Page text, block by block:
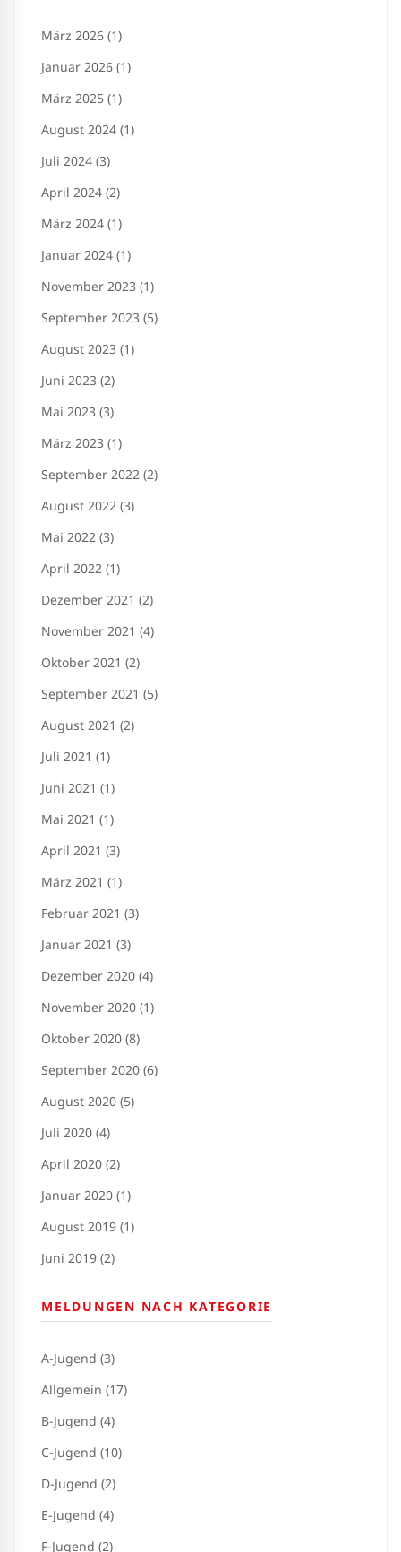
März 2026 (1)
Januar 2026 (1)
März 2025 (1)
August 2024 (1)
Juli 2024 (3)
April 2024 (2)
März 2024 (1)
Januar 2024 (1)
November 2023 (1)
September 2023 (5)
August 2023 (1)
Juni 2023 (2)
Mai 2023 (3)
März 2023 (1)
September 2022 (2)
August 2022 (3)
Mai 2022 (3)
April 2022 (1)
Dezember 2021 (2)
November 2021 (4)
Oktober 2021 (2)
September 2021 (5)
August 2021 (2)
Juli 2021 (1)
Juni 2021 (1)
Mai 2021 (1)
April 2021 (3)
März 2021 (1)
Februar 2021 (3)
Januar 2021 (3)
Dezember 2020 (4)
November 2020 (1)
Oktober 2020 (8)
September 2020 (6)
August 2020 (5)
Juli 2020 (4)
April 2020 (2)
Januar 2020 (1)
August 2019 (1)
Juni 2019 (2)
MELDUNGEN NACH KATEGORIE
A-Jugend (3)
Allgemein (17)
B-Jugend (4)
C-Jugend (10)
D-Jugend (2)
E-Jugend (4)
F-Jugend (2)